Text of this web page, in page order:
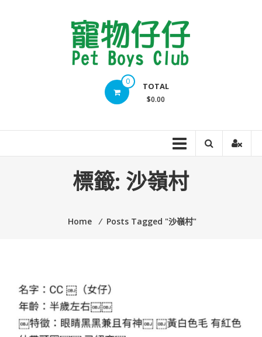
0 TOTAL
$0.00
標籤: 沙嶺村
Home ⁄ Posts Tagged "沙嶺村"